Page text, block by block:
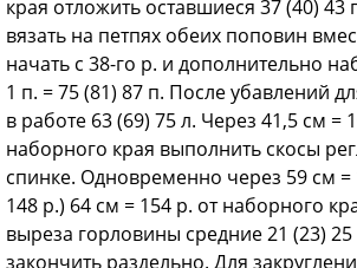
края отло­жить оставшиеся 37 (40) 43
вязать на петпях обеих поповин
начать с 38-го р. и дополнительно
1 п. = 75 (81) 87 п. После убавлений
в работе 63 (69) 75 л. Через 41,5 см =
наборного края выполнить скосы
спинке. Одновременно через 59 см =
148 р.) 64 см = 154 р. от наборного
выреза горловины средние 21 (23)
закончить раздельно. Для